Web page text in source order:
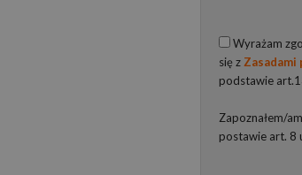
Wyrażam
się z Zasadami
podstawie
Zapoznałem/
postawie art. 8